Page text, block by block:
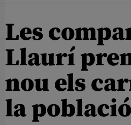
Les
Llaurí
nou els
la població